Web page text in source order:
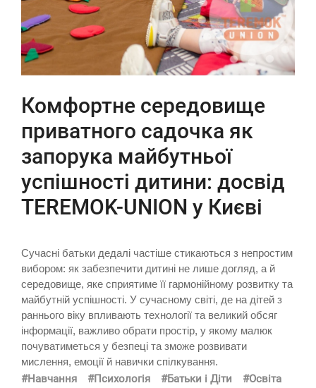
Комфортне середовище
приватного садочка як
запорука майбутньої
успішності дитини: досвід
TEREMOK-UNION у Києві
Сучасні батьки дедалі частіше стикаються з непростим
вибором: як забезпечити дитині не лише догляд, а й
середовище, яке сприятиме її гармонійному розвитку та
майбутній успішності. У сучасному світі, де на дітей з
раннього віку впливають технології та великий обсяг
інформації, важливо обрати простір, у якому малюк
почуватиметься у безпеці та зможе розвивати
мислення, емоції й навички спілкування.
#Навчання #Психологія #Батьки і Діти #Освіта